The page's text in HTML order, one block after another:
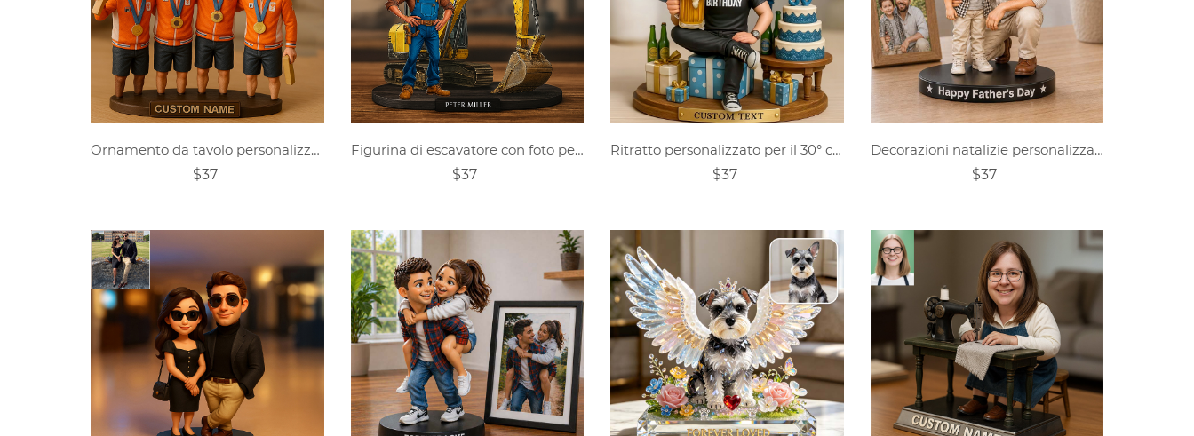
Ornamento da tavolo personalizzato con foto a figura intera raffigurante un canottaggio
$37
Figurina di escavatore con foto personalizzata
$37
Ritratto personalizzato per il 30° compleanno da uomo
$37
Decorazioni natalizie personalizzate con foto a tema Festa del Papà
$37